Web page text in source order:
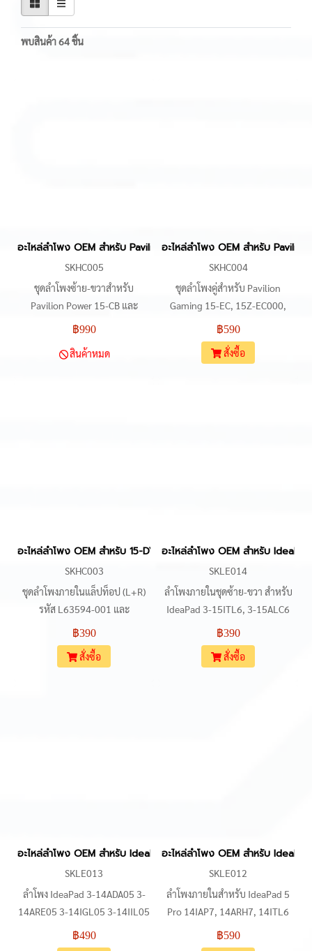
พบสินค้า 64 ชิ้น
อะไหล่ลำโพง OEM สำหรับ Pavilion Power 15-CB Omen 15-CE
SKHC005
ชุดลำโพงซ้าย-ขวาสำหรับ
Pavilion Power 15-CB และ
Omen 15-CE (รหัสโครงสร้าง
15-CE000 หัวเสียบแบบ 6 Pin
฿990
สินค้าหมด
อะไหล่ลำโพง OEM สำหรับ
SKHC004
ชุดลำโพงคู่สำหรับ Pavilion
Gaming 15-EC, 15Z-EC000,
15Z-EC200 และ ZHAN99 G2
บอดี้รหัส TPN-Q229 จุดสังเกต
สำคัญคือหัวเสียบ 6-Pin (6-Slot)
฿590
สั่งซื้อ
อะไหล่ลำโพง OEM สำหรับ 15-DY 15-EF 15S-FQ 15S-EQ 15S-
SKHC003
ชุดลำโพงภายในแล็ปท็อป (L+R)
รหัส L63594-001 และ
FYHDNQTA164000 เป็นอะไหล่
คุณภาพสำหรับงานซ่อมเปลี่ยน
ลำโพงเดิมที่ชำรุด เสียงแตก หรือ
฿390
สั่งซื้อ
อะไหล่ลำโพง OEM สำหรับ
SKLE014
ลำโพงภายในชุดซ้าย-ขวา สำหรับ
IdeaPad 3-15ITL6, 3-15ALC6
และ 15S 2021 (หน้าจอ 15.6 นิ้ว)
หัวเสียบแบบ 4 พิน ใช้เปลี่ยนแทน
ตัวเดิมที่เสียงแตกหรือเสีย รูปทรง
฿390
สั่งซื้อ
อะไหล่ลำโพง OEM สำหรับ IdeaPad 3-14ADA05 3-14ARE05 3-
SKLE013
ลำโพง IdeaPad 3-14ADA05 3-
14ARE05 3-14IGL05 3-14IIL05
3-14ITL05 V14 G2-ALC V14
G2-ITL V14 G2-IJL Internal
฿490
อะไหล่ลำโพง OEM สำหรับ
SKLE012
ลำโพงภายในสำหรับ IdeaPad 5
Pro 14IAP7, 14ARH7, 14ITL6
และ 14ACN6 เป็นอะไหล่ลำโพงคู่
(L+R) ที่ออกแบบมาเพื่อใช้ทดแทน
฿590